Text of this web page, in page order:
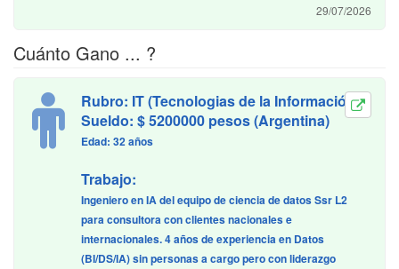
29/07/2026
Cuánto Gano ... ?
Rubro: IT (Tecnologias de la Información)
Sueldo: $ 5200000 pesos (Argentina)
Edad: 32 años
Trabajo:
Ingeniero en IA del equipo de ciencia de datos Ssr L2
para consultora con clientes nacionales e
internacionales. 4 años de experiencia en Datos
(BI/DS/IA) sin personas a cargo pero con liderazgo